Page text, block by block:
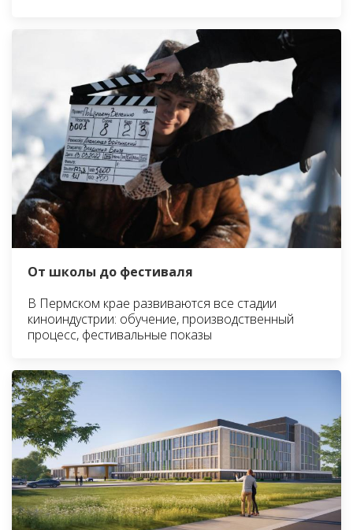
От школы до фестиваля
В Пермском крае развиваются все стадии
киноиндустрии: обучение, производственный
процесс, фестивальные показы